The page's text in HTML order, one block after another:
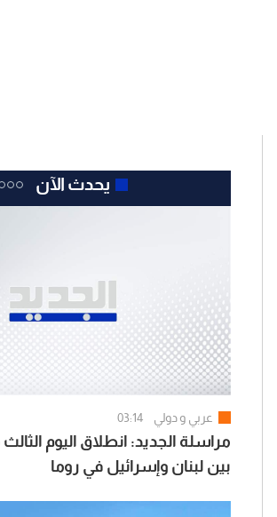
يحدث الآن
عربي و دولي 03:14
مراسلة الجديد: انطلاق اليوم
بين لبنان وإسرائيل في روما